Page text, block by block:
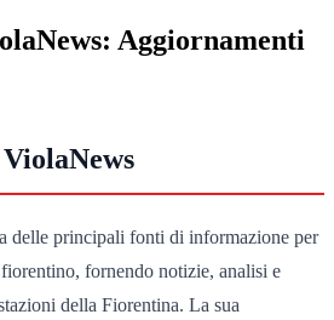
Aggiornamenti
delle principali fonti di informazione per
fornendo notizie, analisi e
della Fiorentina. La sua